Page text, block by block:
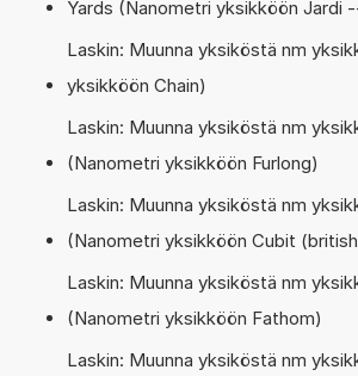
Yards (Nanometri yksikköön Jardi
Laskin: Muunna yksiköstä nm
yksikköön Chain)
Laskin: Muunna yksiköstä nm
(Nanometri yksikköön Furlong)
Laskin: Muunna yksiköstä nm
(Nanometri yksikköön Cubit
Laskin: Muunna yksiköstä nm
(Nanometri yksikköön Fathom)
Laskin: Muunna yksiköstä nm